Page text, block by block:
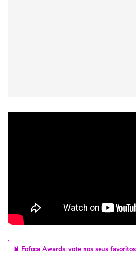
📊 Fofoca Awards: vote nos seus favoritos